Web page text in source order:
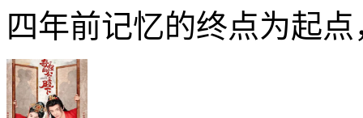
四年前记忆的终点为起